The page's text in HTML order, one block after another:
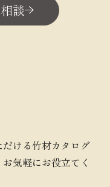
談
ける竹材カタログ
気軽にお役立てく